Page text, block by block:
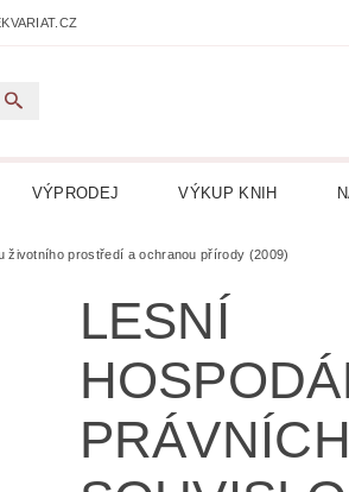
VÝPRODEJ VÝKUP KNIH
BOTANIKA CESTOPISY
ENCYKLOPEDIE ESOTERIKA,
HORORY HRY
LITERATURA CIZOJAZYČNÁ
prostředí a ochranou přírody (2009)
LESNÍ
PRÁVNÍCH